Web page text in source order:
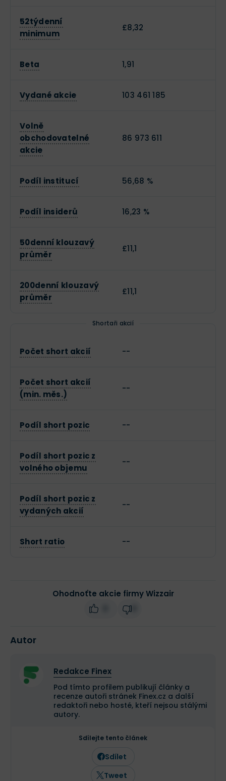
52týdenní
minimum
£8,32
Beta 1,91
Vydané akcie 103 461 185
Volně
obchodovatelné
akcie
86 973 611
Podíl institucí 56,68 %
Podíl insiderů 16,23 %
50denní klouzavý
průměr
£11,1
200denní klouzavý
průměr
£11,1
Shortaři akcií
Počet short akcií --
Počet short akcií
(min. měs.)
--
Podíl short pozic --
Podíl short pozic z
volného objemu
--
Podíl short pozic z
vydaných akcií
--
Short ratio --
Ohodnoťte akcie firmy Wizzair
Autor
Redakce Finex
Pod tímto profilem publikují články a
recenze autoři stránek Finex.cz a další
redaktoři nebo hosté, kteří nejsou stálými
autory.
Sdílejte tento článek
Sdílet
Tweet